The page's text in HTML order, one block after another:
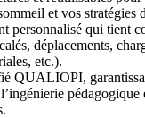
et vos stratégies
personnalisé qui tient
déplacements,
etc.).
QUALIOPI,
pédagogique